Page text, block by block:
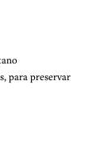
para preservar